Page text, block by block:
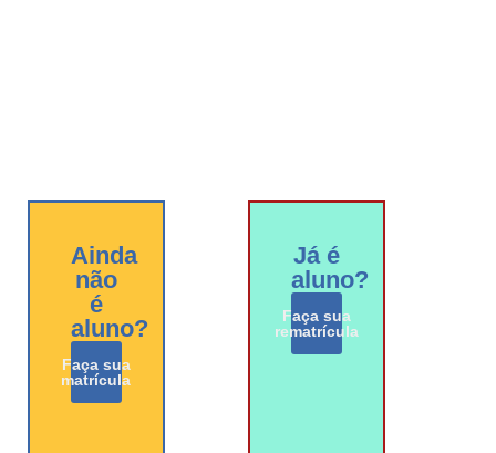
Ainda
não
é
aluno?
Faça sua
matrícula
Já é
aluno?
Faça sua
rematrícula